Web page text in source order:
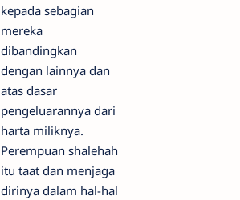
kepada sebagian
mereka
dibandingkan
dengan lainnya dan
atas dasar
pengeluarannya dari
harta miliknya.
Perempuan shalehah
itu taat dan menjaga
dirinya dalam hal-hal